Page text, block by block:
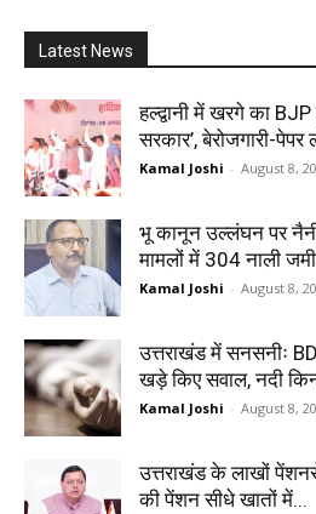
Latest News
हल्द्वानी में खरगे का BJP
सरकार’, बेरोजगारी-पेपर
Kamal Joshi - August 8,
भू कानून उल्लंघन पर
मामलों में 304 नाली
Kamal Joshi - August 8,
उत्तराखंड में सनसनीः
खड़े किए सवाल, नदी
Kamal Joshi - August 8,
उत्तराखंड के लाखों
की पेंशन सीधे खातों में...